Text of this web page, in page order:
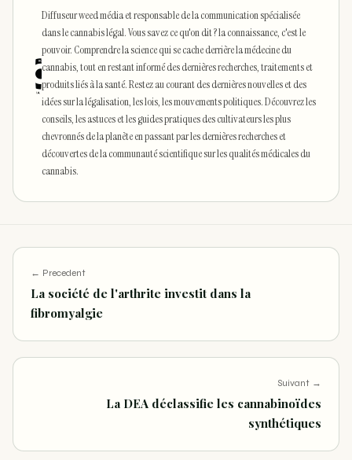
Diffuseur weed média et responsable de la communication spécialisée
dans le cannabis légal. Vous savez ce qu'on dit ? la connaissance, c'est le
pouvoir. Comprendre la science qui se cache derrière la médecine du
cannabis, tout en restant informé des dernières recherches, traitements et
produits liés à la santé. Restez au courant des dernières nouvelles et des
idées sur la légalisation, les lois, les mouvements politiques. Découvrez les
conseils, les astuces et les guides pratiques des cultivateurs les plus
chevronnés de la planète en passant par les dernières recherches et
découvertes de la communauté scientifique sur les qualités médicales du
cannabis.
← Precedent
La société de l'arthrite investit dans la
fibromyalgie
Suivant →
La DEA déclassifie les cannabinoïdes
synthétiques